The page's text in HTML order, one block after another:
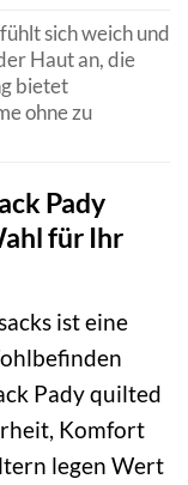
sich weich und
Haut an, die
bietet
ohne zu
Pady
für Ihr
ist eine
Pady quilted
Komfort
legen Wert